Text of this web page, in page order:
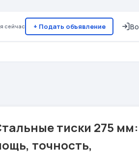
сейчас + Подать объявление
тиски 275 мм:
точность,